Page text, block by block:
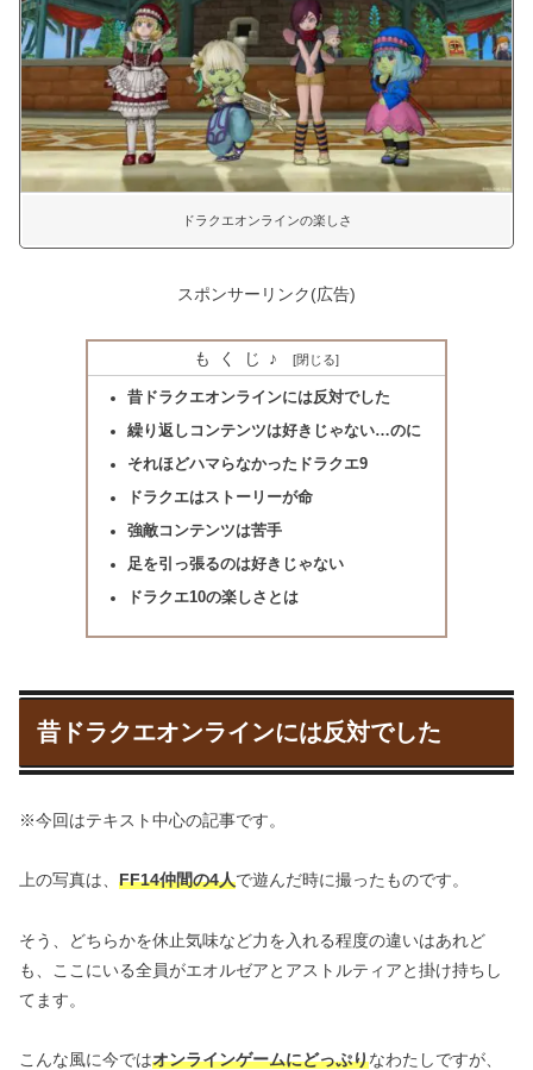
ドラクエオンラインの楽しさ
スポンサーリンク(広告)
もくじ♪
昔ドラクエオンラインには反対でした
繰り返しコンテンツは好きじゃない…のに
それほどハマらなかったドラクエ9
ドラクエはストーリーが命
強敵コンテンツは苦手
足を引っ張るのは好きじゃない
ドラクエ10の楽しさとは
昔ドラクエオンラインには反対でした
※今回はテキスト中心の記事です。
上の写真は、 FF14仲間の4人で遊んだ時に撮ったものです。
そう、どちらかを休止気味など力を入れる程度の違いはあれど
も、ここにいる全員がエオルゼアとアストルティアと掛け持ちし
てます。
こんな風に今ではオンラインゲームにどっぷりなわたしですが、